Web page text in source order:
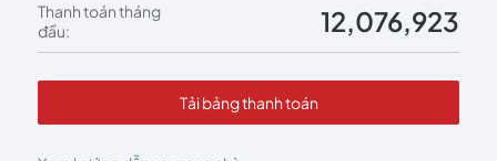
Thanh toán tháng
đầu:
12,076,923
Tải bảng thanh toán